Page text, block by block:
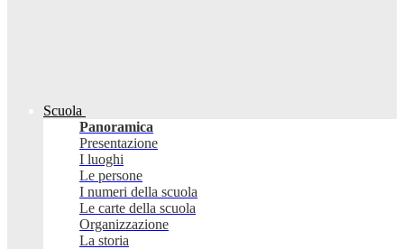
Scuola
Panoramica
Presentazione
I luoghi
Le persone
I numeri della scuola
Le carte della scuola
Organizzazione
La storia